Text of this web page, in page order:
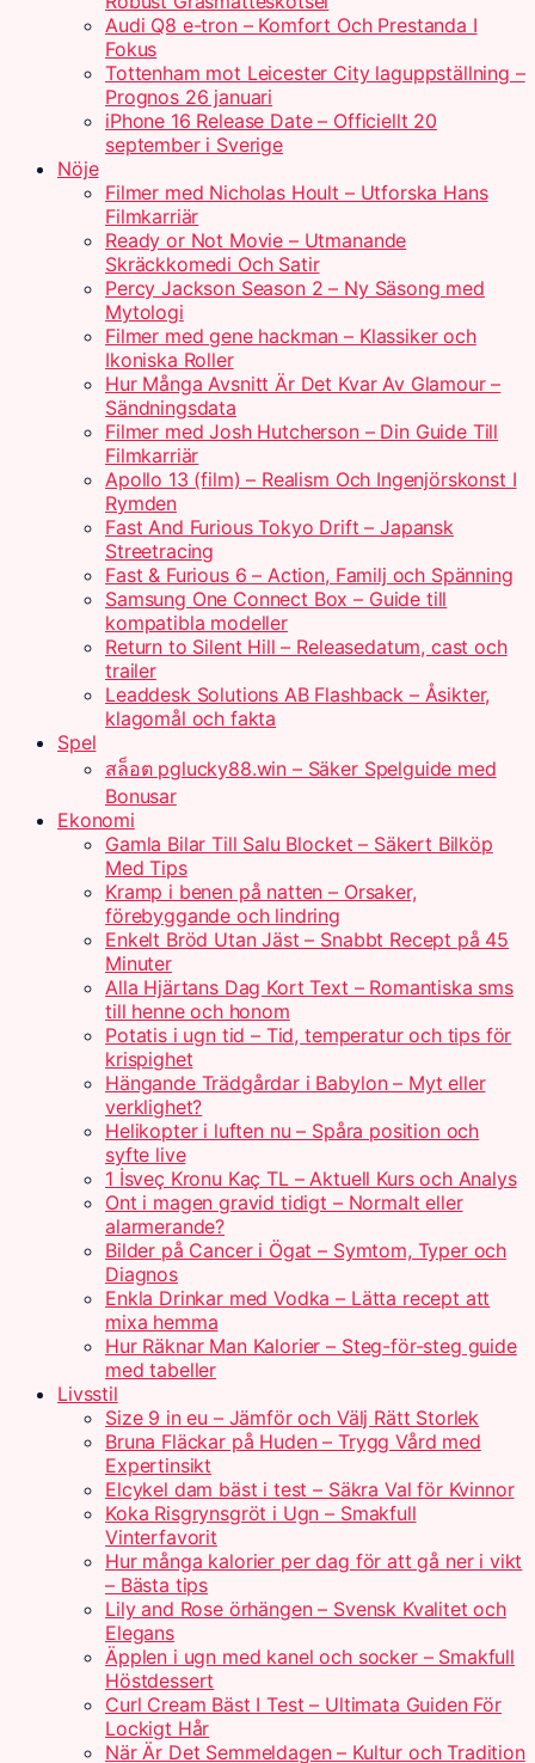
Audi Q8 e-tron – Komfort Och Prestanda I
Fokus
Tottenham mot Leicester City laguppställning –
Prognos 26 januari
iPhone 16 Release Date – Officiellt 20
september i Sverige
Nöje
Filmer med Nicholas Hoult – Utforska Hans
Filmkarriär
Ready or Not Movie – Utmanande
Skräckkomedi Och Satir
Percy Jackson Season 2 – Ny Säsong med
Mytologi
Filmer med gene hackman – Klassiker och
Ikoniska Roller
Hur Många Avsnitt Är Det Kvar Av Glamour –
Sändningsdata
Filmer med Josh Hutcherson – Din Guide Till
Filmkarriär
Apollo 13 (film) – Realism Och Ingenjörskonst I
Rymden
Fast And Furious Tokyo Drift – Japansk
Streetracing
Fast & Furious 6 – Action, Familj och Spänning
Samsung One Connect Box – Guide till
kompatibla modeller
Return to Silent Hill – Releasedatum, cast och
trailer
Leaddesk Solutions AB Flashback – Åsikter,
klagomål och fakta
Spel
สล็อต pglucky88.win – Säker Spelguide med
Bonusar
Ekonomi
Gamla Bilar Till Salu Blocket – Säkert Bilköp
Med Tips
Kramp i benen på natten – Orsaker,
förebyggande och lindring
Enkelt Bröd Utan Jäst – Snabbt Recept på 45
Minuter
Alla Hjärtans Dag Kort Text – Romantiska sms
till henne och honom
Potatis i ugn tid – Tid, temperatur och tips för
krispighet
Hängande Trädgårdar i Babylon – Myt eller
verklighet?
Helikopter i luften nu – Spåra position och
syfte live
1 İsveç Kronu Kaç TL – Aktuell Kurs och Analys
Ont i magen gravid tidigt – Normalt eller
alarmerande?
Bilder på Cancer i Ögat – Symtom, Typer och
Diagnos
Enkla Drinkar med Vodka – Lätta recept att
mixa hemma
Hur Räknar Man Kalorier – Steg-för-steg guide
med tabeller
Livsstil
Size 9 in eu – Jämför och Välj Rätt Storlek
Bruna Fläckar på Huden – Trygg Vård med
Expertinsikt
Elcykel dam bäst i test – Säkra Val för Kvinnor
Koka Risgrynsgröt i Ugn – Smakfull
Vinterfavorit
Hur många kalorier per dag för att gå ner i vikt
– Bästa tips
Lily and Rose örhängen – Svensk Kvalitet och
Elegans
Äpplen i ugn med kanel och socker – Smakfull
Höstdessert
Curl Cream Bäst I Test – Ultimata Guiden För
Lockigt Hår
När Är Det Semmeldagen – Kultur och Tradition